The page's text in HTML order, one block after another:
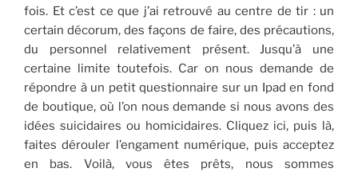
fois. Et c’est ce que j’ai retrouvé au centre de tir : un
certain décorum, des façons de faire, des précautions,
du personnel relativement présent. Jusqu’à une
certaine limite toutefois. Car on nous demande de
répondre à un petit questionnaire sur un Ipad en fond
de boutique, où l’on nous demande si nous avons des
idées suicidaires ou homicidaires. Cliquez ici, puis là,
faites dérouler l’engament numérique, puis acceptez
en bas. Voilà, vous êtes prêts, nous sommes